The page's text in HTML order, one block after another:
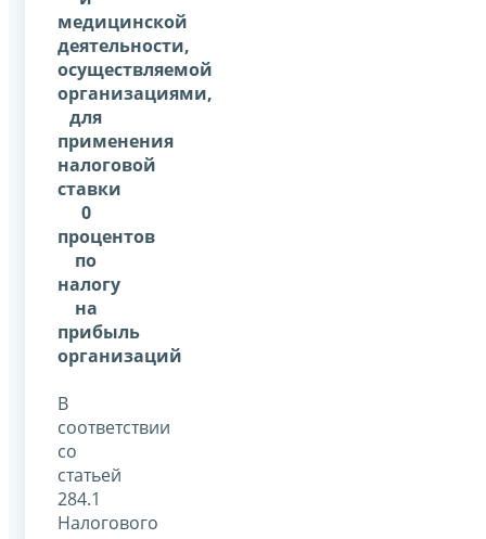
медицинской
деятельности,
осуществляемой
организациями,
для
применения
налоговой
ставки
0
процентов
по
налогу
на
прибыль
организаций
В
соответствии
со
статьей
284.1
Налогового